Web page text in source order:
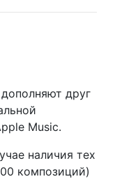
друг
Music.
наличия тех
композиций)